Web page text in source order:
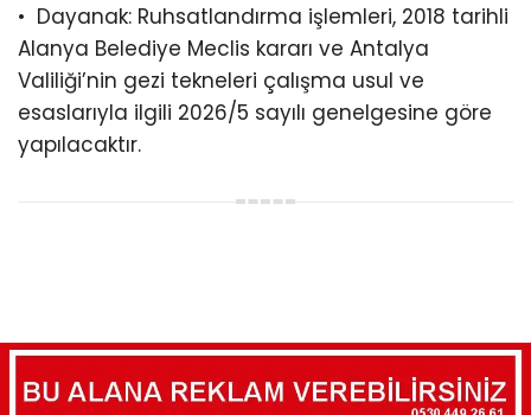
•⁠ ⁠Dayanak: Ruhsatlandırma işlemleri, 2018 tarihli
Alanya Belediye Meclis kararı ve Antalya
Valiliği’nin gezi tekneleri çalışma usul ve
esaslarıyla ilgili 2026/5 sayılı genelgesine göre
yapılacaktır.